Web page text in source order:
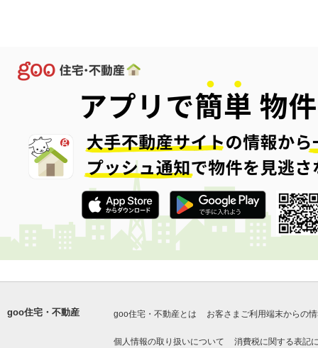
goo住宅・不動産 goo住宅・不動産とは お客さまご利用端末からの
個人情報の取り扱いについて 消費税に関する表記